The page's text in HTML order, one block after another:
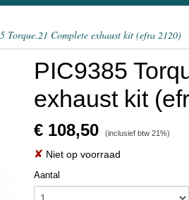
Torque.21 Complete exhaust kit (efra 2120)
PIC9385
exhaust kit
€ 108,50 (inclusief btw 21%)
✘ Niet op voorraad
Aantal